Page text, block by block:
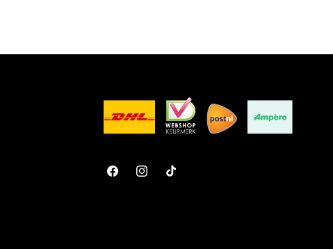
FacebookInstagramTikTok